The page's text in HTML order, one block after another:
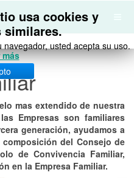
mas extendido de nuestra
Empresas son familiares
generación, ayudamos a
composición del Consejo de
de Convivencia Familiar,
en la Empresa Familiar.
usa cookies y
similares.
usted acepta su uso.
más